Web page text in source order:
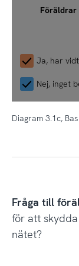
Föräldrar
Ja, har
Nej, inget
Diagram 3.1c,
Fråga till
för att
nätet?